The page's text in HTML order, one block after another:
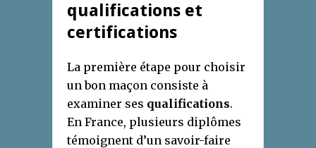
qualifications et
certifications
La première étape pour choisir
un bon maçon consiste à
examiner ses qualifications.
En France, plusieurs diplômes
témoignent d’un savoir-faire